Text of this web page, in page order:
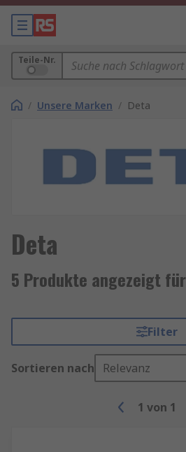
Teile-Nr.
/ Unsere Marken / Deta
Deta
5 Produkte angezeigt
Filter
Sortieren nach Relevanz
1 von 1